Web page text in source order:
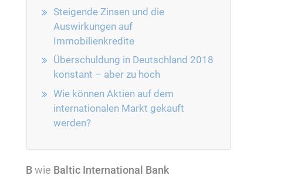
Steigende Zinsen und die
Auswirkungen auf
Immobilienkredite
Überschuldung in Deutschland 2018
konstant – aber zu hoch
Wie können Aktien auf dem
internationalen Markt gekauft
werden?
Bwie Baltic International Bank